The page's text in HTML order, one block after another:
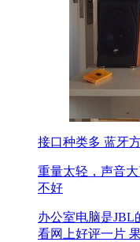
接口种类多 蓝牙
重量太轻，声音
不好
办公室电脑是JBL
看网上好评一片